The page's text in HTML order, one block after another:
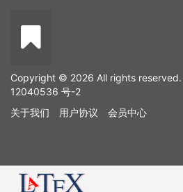
Copyright © 2026 All rights reserved.
12040536 号-2
关于我们
用户协议 会员中心